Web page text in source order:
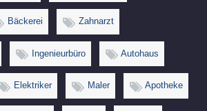
Bäckerei Zahnarzt
Ingenieurbüro Autohaus
Elektriker Maler Apotheke